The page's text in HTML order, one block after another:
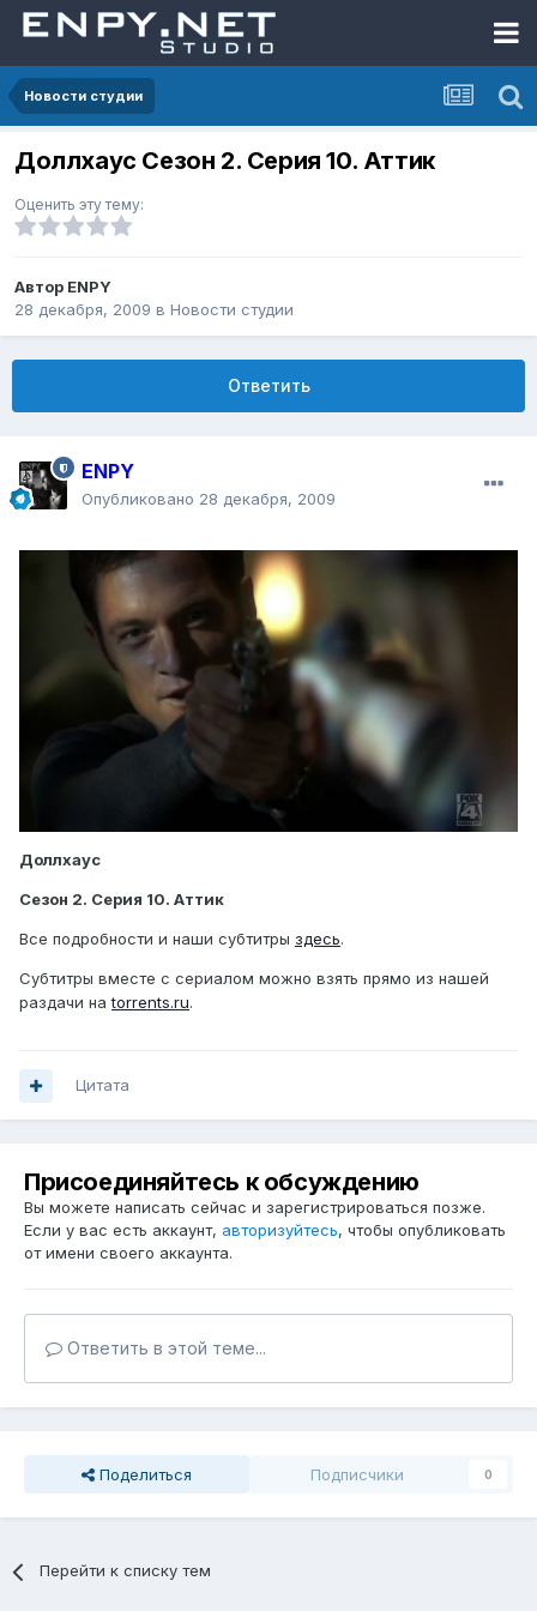
Новости студии
Доллхаус Сезон 2. Серия 10. Аттик
Оценить эту тему:
Автор ENPY
28 декабря, 2009 в Новости студии
Ответить
ENPY
Опубликовано 28 декабря, 2009
Доллхаус
Сезон 2. Серия 10. Аттик
Все подробности и наши субтитры здесь.
Субтитры вместе с сериалом можно взять прямо из нашей
раздачи наtorrents.ru.
Цитата
Присоединяйтесь к обсуждению
Вы можете написать сейчас и зарегистрироваться позже.
Если у вас есть аккаунт, авторизуйтесь, чтобы опубликовать
от имени своего аккаунта.
Ответить в этой теме...
Поделиться Подписчики 0
Перейти к списку тем